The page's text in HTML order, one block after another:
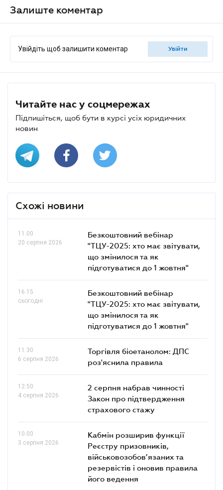
Залиште коментар
Увійдіть щоб залишити коментар увійти
Читайте нас у соцмережах
Підпишіться, щоб бути в курсі усіх юридичних
новин
Схожі новини
11.00
20 серпня 2026
Безкоштовний вебінар
"ТЦУ-2025: хто має звітувати,
що змінилося та як
підготуватися до 1 жовтня"
16.15
сьогодні
Безкоштовний вебінар
"ТЦУ-2025: хто має звітувати,
що змінилося та як
підготуватися до 1 жовтня"
11.30
6 серпня 2026
Торгівля біоетанолом: ДПС
роз'яснила правила
12.50
4 серпня 2026
2 серпня набрав чинності
Закон про підтвердження
страхового стажу
10.00
3 серпня 2026
Кабмін розширив функції
Реєстру призовників,
військовозобов’язаних та
резервістів і оновив правила
його ведення